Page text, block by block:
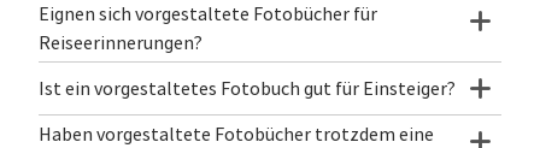
Eignen sich vorgestaltete Fotobücher für
Reiseerinnerungen?
Ist ein vorgestaltetes Fotobuch gut für Einsteiger?
Haben vorgestaltete Fotobücher trotzdem eine